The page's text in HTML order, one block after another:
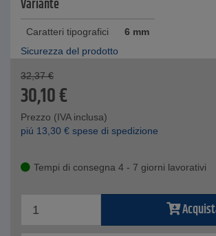
Variante
Caratteri tipografici
6 mm
Sicurezza del prodotto
32,37 €
30,10€
Prezzo (IVA inclusa)
piú 13,30 € spese di spedizione
Tempi di consegna 4 - 7 giorni lavorativi